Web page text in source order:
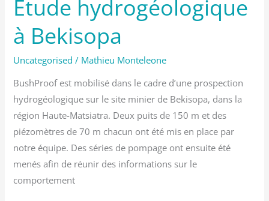
Etude hydrogéologique
à Bekisopa
Uncategorised / Mathieu Monteleone
BushProof est mobilisé dans le cadre d’une prospection
hydrogéologique sur le site minier de Bekisopa, dans la
région Haute-Matsiatra. Deux puits de 150 m et des
piézomètres de 70 m chacun ont été mis en place par
notre équipe. Des séries de pompage ont ensuite été
menés afin de réunir des informations sur le
comportement